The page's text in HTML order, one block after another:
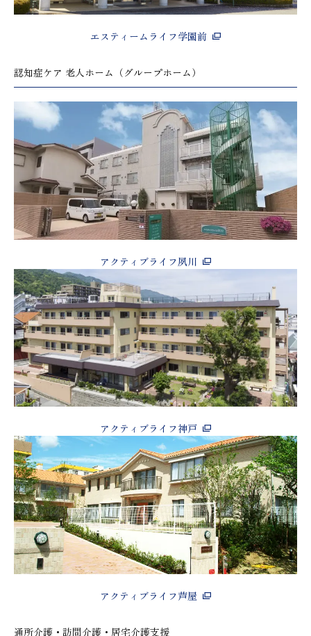
エスティームライフ学園前
認知症ケア 老人ホーム（グループホーム）
アクティブライフ夙川
アクティブライフ神戸
アクティブライフ芦屋
通所介護・訪問介護・居宅介護支援